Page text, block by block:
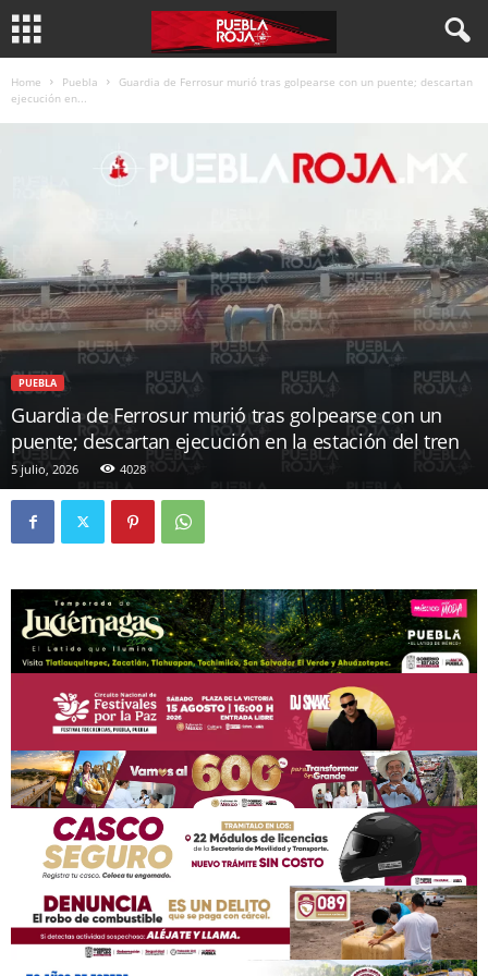
Home Puebla
Guardia de Ferrosur murió tras golpearse con un puente; descartan
ejecución en...
PUEBLA
Guardia de Ferrosur murió tras golpearse con un
puente; descartan ejecución en la estación del tren
5 julio, 2026 4028